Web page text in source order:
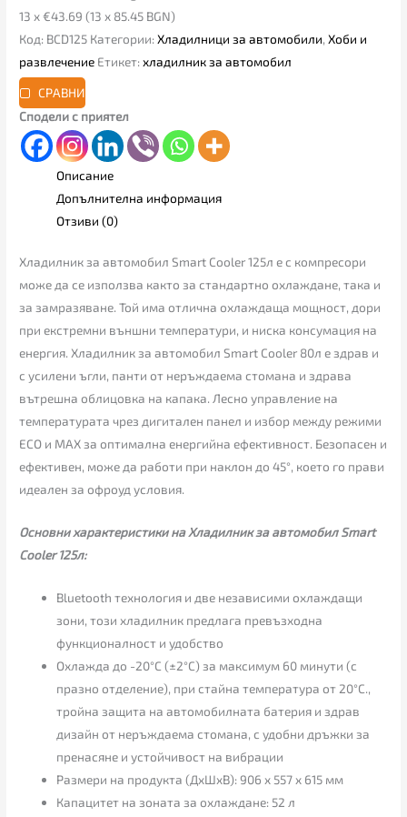
13 x €43.69 (13 x 85.45 BGN)
Код: BCD125 Категории:Хладилници за автомобили,Хоби и
развлечение Етикет:хладилник за автомобил
СРАВНИ
Сподели с приятел
Описание
Допълнителна информация
Отзиви (0)
Хладилник за автомобил Smart Cooler 125л е с компресори
може да се използва както за стандартно охлаждане, така и
за замразяване. Той има отлична охлаждаща мощност, дори
при екстремни външни температури, и ниска консумация на
енергия. Хладилник за автомобил Smart Cooler 80л е здрав и
с усилени ъгли, панти от неръждаема стомана и здрава
вътрешна облицовка на капака. Лесно управление на
температурата чрез дигитален панел и избор между режими
ECO и MAX за оптимална енергийна ефективност. Безопасен и
ефективен, може да работи при наклон до 45°, което го прави
идеален за офроуд условия.
Основни характеристики на Хладилник за автомобил Smart
Cooler 125л:
Bluetooth технология и две независими охлаждащи
зони, този хладилник предлага превъзходна
функционалност и удобство
Охлажда до -20°C (±2°C) за максимум 60 минути (с
празно отделение), при стайна температура от 20°C.,
тройна защита на автомобилната батерия и здрав
дизайн от неръждаема стомана, с удобни дръжки за
пренасяне и устойчивост на вибрации
Размери на продукта (ДxШxВ): 906 x 557 x 615 мм
Капацитет на зоната за охлаждане: 52 л